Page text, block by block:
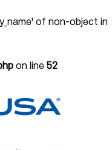
of non-object in
on line 52